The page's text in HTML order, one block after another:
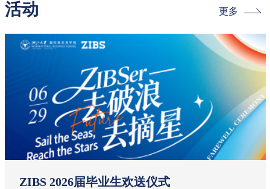
活动 更多
ZIBS 2026届毕业生欢送仪式